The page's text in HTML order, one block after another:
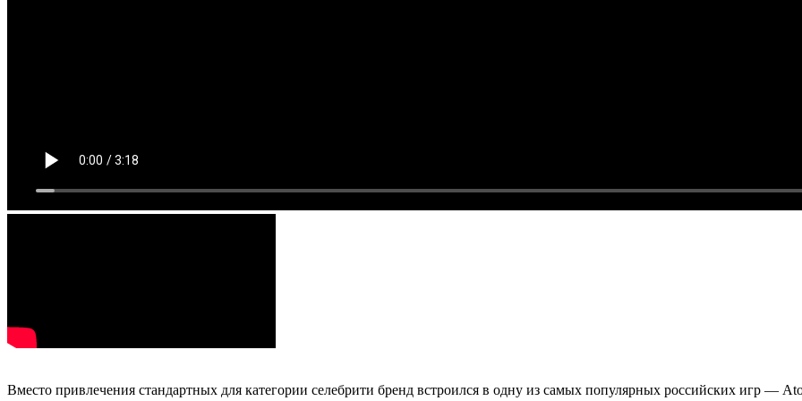
Вместо привлечения стандартных для категории селебрити бренд встроился в одну из самых популярных российских игр —